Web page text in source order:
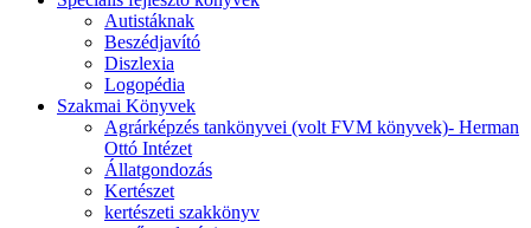
Autistáknak
Beszédjavító
Diszlexia
Logopédia
Szakmai Könyvek
Agrárképzés tankönyvei (volt FVM könyvek)- Herman
Ottó Intézet
Állatgondozás
Kertészet
kertészeti szakkönyv